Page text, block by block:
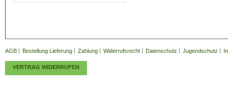
AGB Bestellung Lieferung Zahlung Widerrufsrecht Datenschutz Jugendschutz
VERTRAG WIDERRUFEN